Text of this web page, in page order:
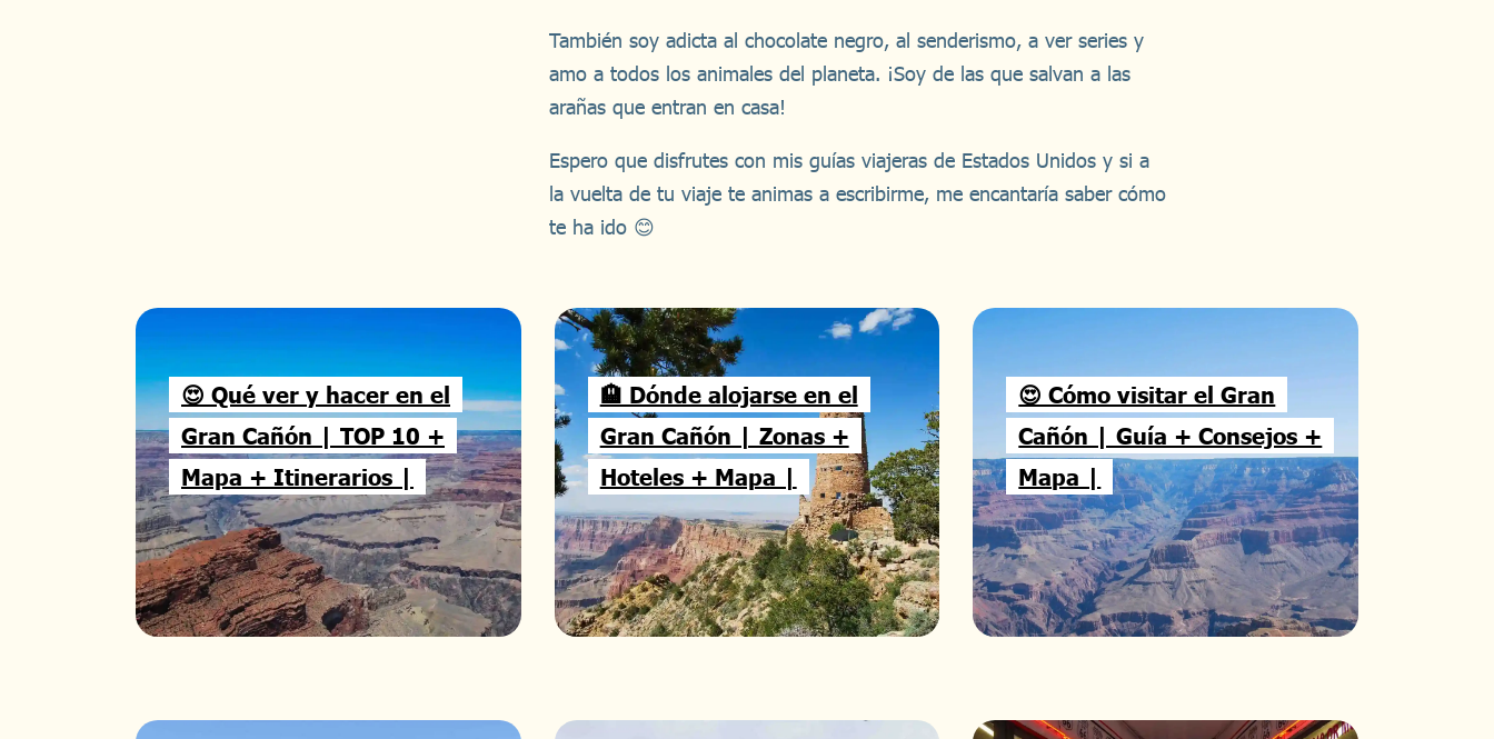
También soy adicta al chocolate negro, al senderismo, a ver series y
amo a todos los animales del planeta. ¡Soy de las que salvan a las
arañas que entran en casa!
Espero que disfrutes con mis guías viajeras de Estados Unidos y si a
la vuelta de tu viaje te animas a escribirme, me encantaría saber cómo
te ha ido 😊
😍 Qué ver y hacer en el
Gran Cañón | TOP 10 +
Mapa + Itinerarios |
🏨 Dónde alojarse en el
Gran Cañón | Zonas +
Hoteles + Mapa |
😍 Cómo visitar el Gran
Cañón | Guía + Consejos +
Mapa |